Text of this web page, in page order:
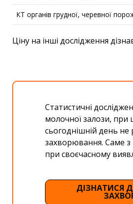
КТ органів грудної, черевної
Ціну на інші дослідження
Статистичні
молочної залози, при
сьогоднішній день не
захворювання. Саме з
при своєчасному
ДІЗНАТИСЯ